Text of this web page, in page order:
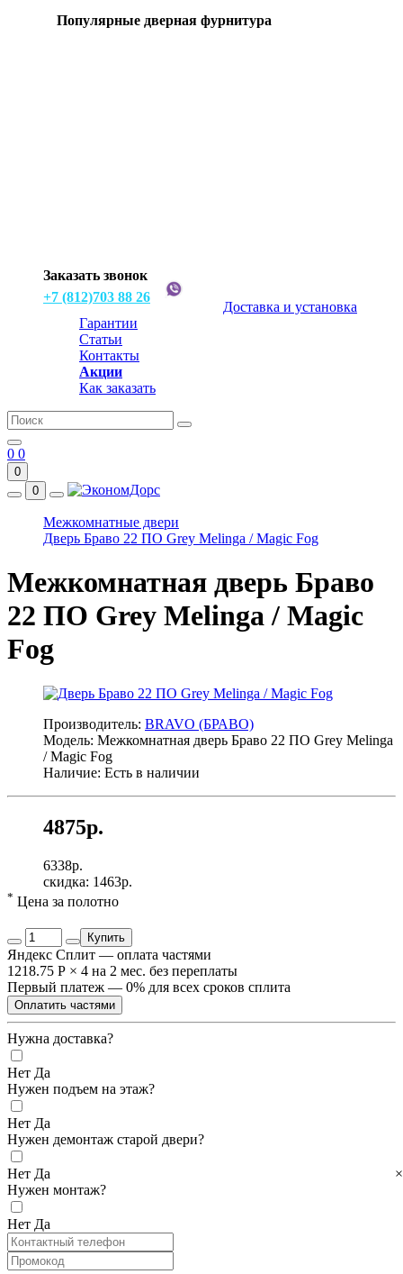
Популярные дверная фурнитура
Заказать звонок
+7 (812)703 88 26
Доставка и установка
Гарантии
Статьи
Контакты
Акции
Как заказать
0 0
0
0
Межкомнатные двери
Дверь Браво 22 ПО Grey Melinga / Magic Fog
Межкомнатная дверь Браво
22 ПО Grey Melinga / Magic
Fog
Производитель: BRAVO (БРАВО)
Модель: Межкомнатная дверь Браво 22 ПО Grey Melinga
/ Magic Fog
Наличие: Есть в наличии
4875р.
6338р.
скидка: 1463р.
* Цена за полотно
Купить
Яндекс Сплит — оплата частями
1218.75 Р × 4 на 2 мес. без переплаты
Первый платеж — 0% для всех сроков сплита
Оплатить частями
Нужна доставка?
Нет Да
Нужен подъем на этаж?
Нет Да
Нужен демонтаж старой двери?
Нет Да
Нужен монтаж?
Нет Да
×